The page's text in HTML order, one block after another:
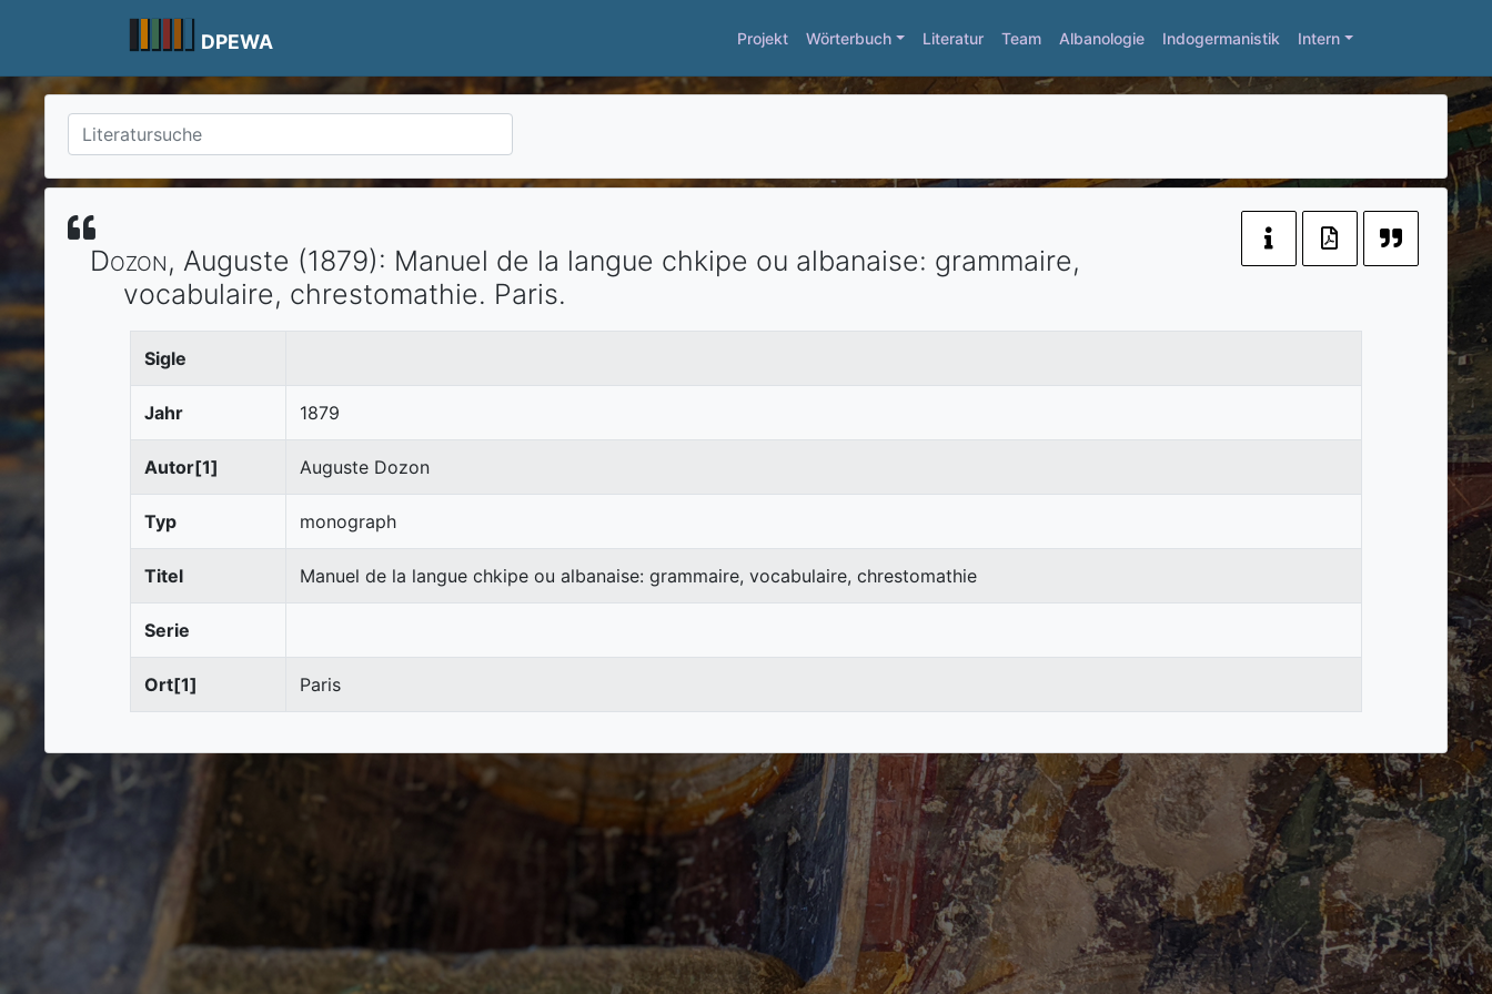
DPEWA Projekt Wörterbuch Literatur Team Albanologie Indogermanistik Intern
Dozon, Auguste (1879): Manuel de la langue chkipe ou albanaise: grammaire,
vocabulaire, chrestomathie. Paris.
Sigle
Jahr 1879
Autor[1] Auguste Dozon
Typ monograph
Titel Manuel de la langue chkipe ou albanaise: grammaire, vocabulaire, chrestomathie
Serie
Ort[1] Paris